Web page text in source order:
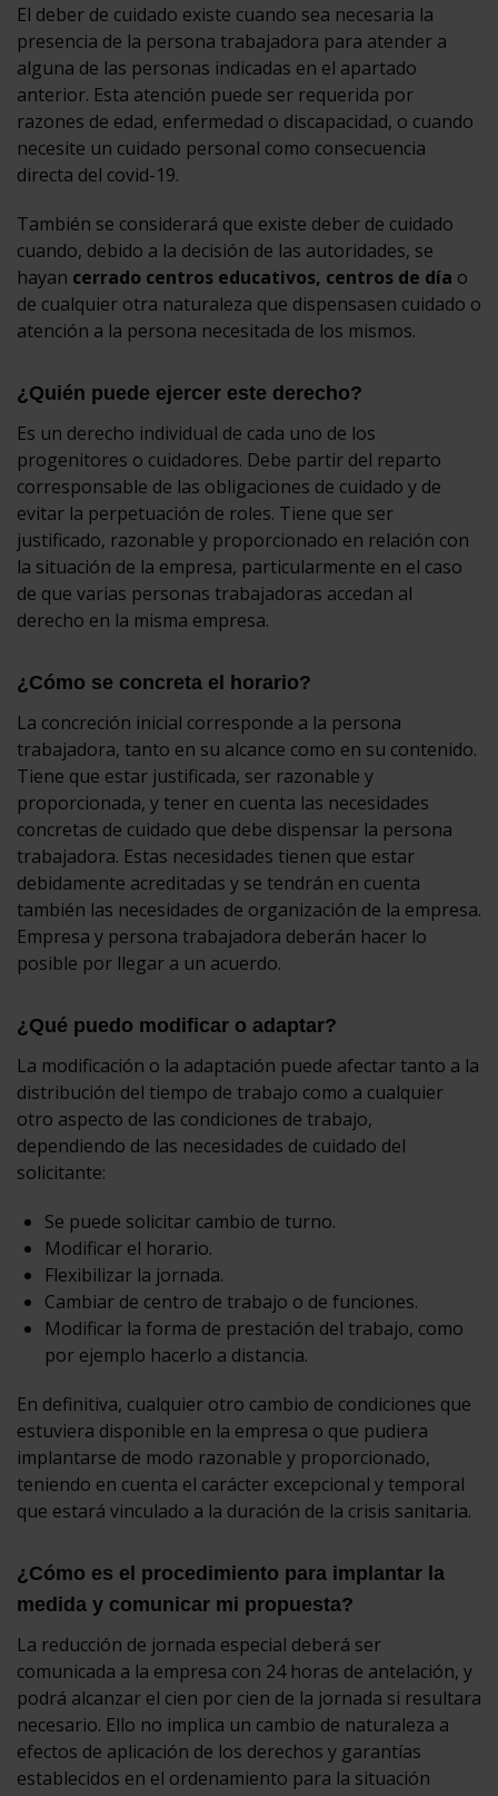
El deber de cuidado existe cuando sea necesaria la
presencia de la persona trabajadora para atender a
alguna de las personas indicadas en el apartado
anterior. Esta atención puede ser requerida por
razones de edad, enfermedad o discapacidad, o cuando
necesite un cuidado personal como consecuencia
directa del covid-19.
También se considerará que existe deber de cuidado
cuando, debido a la decisión de las autoridades, se
hayan cerrado centros educativos, centros de día o
de cualquier otra naturaleza que dispensasen cuidado o
atención a la persona necesitada de los mismos.
¿Quién puede ejercer este derecho?
Es un derecho individual de cada uno de los
progenitores o cuidadores. Debe partir del reparto
corresponsable de las obligaciones de cuidado y de
evitar la perpetuación de roles. Tiene que ser
justificado, razonable y proporcionado en relación con
la situación de la empresa, particularmente en el caso
de que varias personas trabajadoras accedan al
derecho en la misma empresa.
¿Cómo se concreta el horario?
La concreción inicial corresponde a la persona
trabajadora, tanto en su alcance como en su contenido.
Tiene que estar justificada, ser razonable y
proporcionada, y tener en cuenta las necesidades
concretas de cuidado que debe dispensar la persona
trabajadora. Estas necesidades tienen que estar
debidamente acreditadas y se tendrán en cuenta
también las necesidades de organización de la empresa.
Empresa y persona trabajadora deberán hacer lo
posible por llegar a un acuerdo.
¿Qué puedo modificar o adaptar?
La modificación o la adaptación puede afectar tanto a la
distribución del tiempo de trabajo como a cualquier
otro aspecto de las condiciones de trabajo,
dependiendo de las necesidades de cuidado del
solicitante:
Se puede solicitar cambio de turno.
Modificar el horario.
Flexibilizar la jornada.
Cambiar de centro de trabajo o de funciones.
Modificar la forma de prestación del trabajo, como
por ejemplo hacerlo a distancia.
En definitiva, cualquier otro cambio de condiciones que
estuviera disponible en la empresa o que pudiera
implantarse de modo razonable y proporcionado,
teniendo en cuenta el carácter excepcional y temporal
que estará vinculado a la duración de la crisis sanitaria.
¿Cómo es el procedimiento para implantar la
medida y comunicar mi propuesta?
La reducción de jornada especial deberá ser
comunicada a la empresa con 24 horas de antelación, y
podrá alcanzar el cien por cien de la jornada si resultara
necesario. Ello no implica un cambio de naturaleza a
efectos de aplicación de los derechos y garantías
establecidos en el ordenamiento para la situación